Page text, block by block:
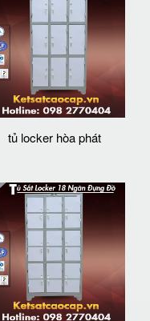
tủ locker hòa phát